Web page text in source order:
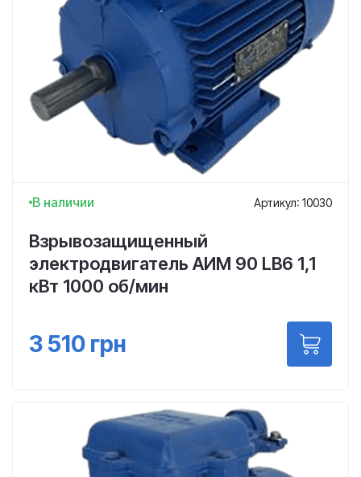
В наличии Артикул: 10030
Взрывозащищенный
электродвигатель АИМ 90 LВ6 1,1
кВт 1000 об/мин
3 510 грн